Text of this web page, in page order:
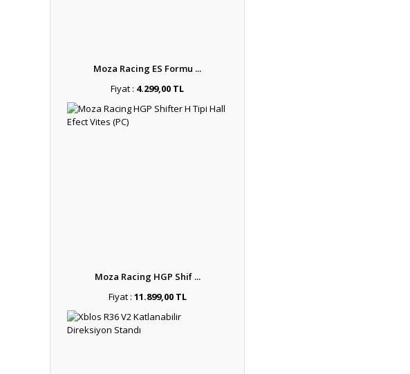
Moza Racing ES Formu ...
Fiyat : 4.299,00 TL
Moza Racing HGP Shif ...
Fiyat : 11.899,00 TL